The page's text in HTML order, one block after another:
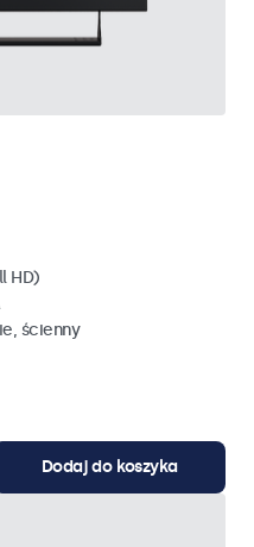
HD)
ścienny
Dodaj do koszyka